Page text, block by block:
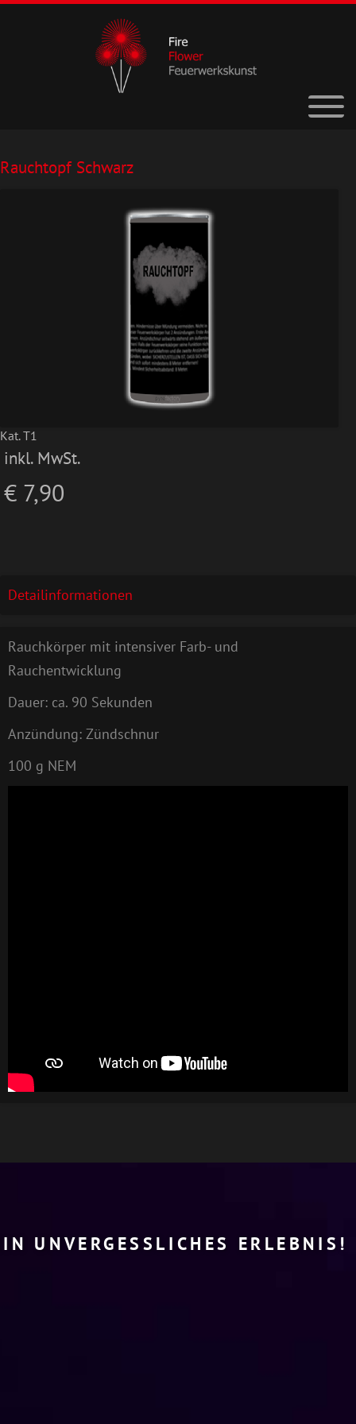
Rauchtopf Schwarz
Kat. T1
inkl. MwSt.
€ 7,90
Detailinformationen
Rauchkörper mit intensiver Farb- und
Rauchentwicklung
Dauer: ca. 90 Sekunden
Anzündung: Zündschnur
100 g NEM
UNVERGESSLICHES ERLEBNIS!